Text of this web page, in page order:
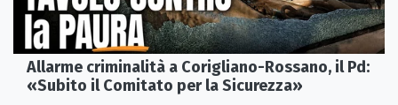
Allarme criminalità a Corigliano-Rossano, il Pd:
«Subito il Comitato per la Sicurezza»